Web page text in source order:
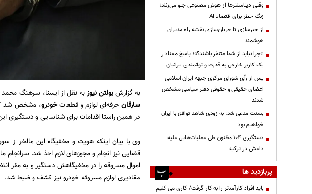
به گزارش بولتن نیوزبه نقل از ایسنا، سرهنگ
سارقان‌حرفه‌ای لوازم و قطعاتخودرو، مشخص شد که
در همین راستا اقدامات برای شناسایی و دستگیری
وی با بیان اینکه هویت و مخفیگاه این مالخر از
قضایی نیز انجام و مجوزهای لازم اخذ شد.
اموال مسروقه را در مخفیگاهش دستگیر و به مقر
مقادیری لوازم مسروقه خودرو نیز کشف و ضبط شد.
وقتی دیتاسنترها از هوش مصنوعی جلو می‌زنند؛
زنگ خطر برای اقتصاد AI
از خبرسازی تا جریان‌سازی نقشه راه مدیران
هوشمند
«چرا نباید از شما متنفر باشند؟»؛ پاسخ معنادار
یک کاربر خارجی به قدرت و توانمندی ایرانیان
پس از رأی شورای مرکزی جبهه ایران اسلامی؛
اعضای حقیقی و حقوقی دفتر سیاسی مشخص
شدند
بسنت مدعی شد: به زودی شاهد توافق با ایران
خواهیم بود
دستگیری ۱۰۴ مظنون طی عملیات‌هایی علیه
داعش در ترکیه
پربازدید ها
باید افراد کارآمدتر را به کار گرفت/ کاری می کنیم